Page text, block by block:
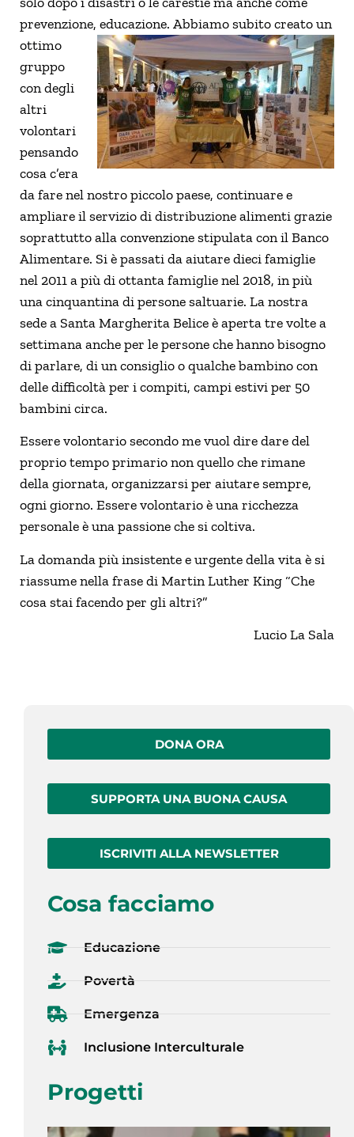
prevenzione, educazione. Abbiamo subito creato un
ottimo
gruppo
con degli
altri
volontari
pensando
cosa c’era
da fare nel nostro piccolo paese, continuare e
ampliare il servizio di distribuzione alimenti grazie
soprattutto alla convenzione stipulata con il Banco
Alimentare. Si è passati da aiutare dieci famiglie
nel 2011 a più di ottanta famiglie nel 2018, in più
una cinquantina di persone saltuarie. La nostra
sede a Santa Margherita Belice è aperta tre volte a
settimana anche per le persone che hanno bisogno
di parlare, di un consiglio o qualche bambino con
delle difficoltà per i compiti, campi estivi per 50
bambini circa.
Essere volontario secondo me vuol dire dare del
proprio tempo primario non quello che rimane
della giornata, organizzarsi per aiutare sempre,
ogni giorno. Essere volontario è una ricchezza
personale è una passione che si coltiva.
La domanda più insistente e urgente della vita è si
riassume nella frase di Martin Luther King “Che
cosa stai facendo per gli altri?”
Lucio La Sala
DONA ORA
SUPPORTA UNA BUONA CAUSA
ISCRIVITI ALLA NEWSLETTER
Cosa facciamo
Educazione
Povertà
Emergenza
Inclusione Interculturale
Progetti